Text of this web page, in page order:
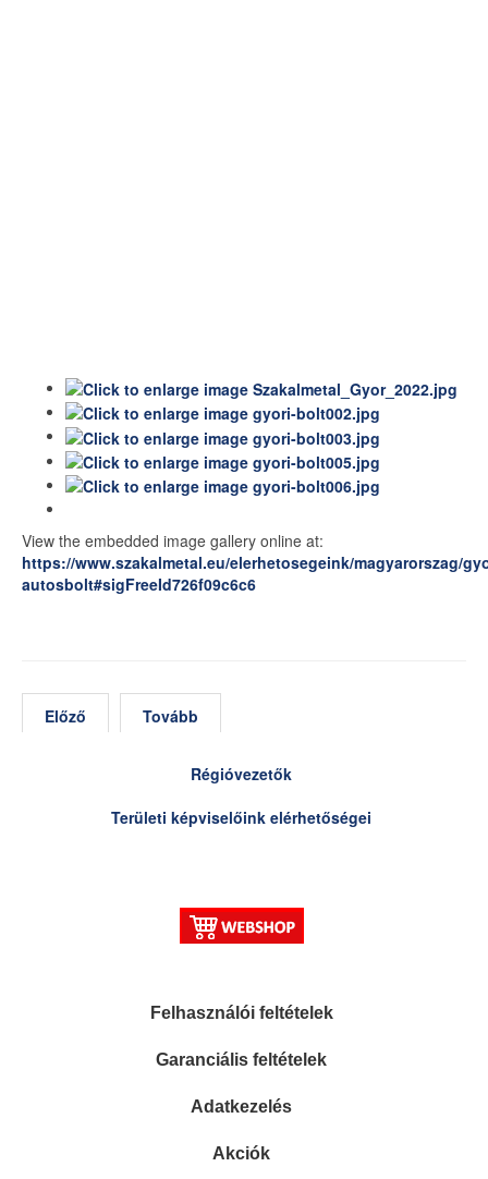
View the embedded image gallery online at:
https://www.szakalmetal.eu/elerhetosegeink/magyarorszag/
autosbolt#sigFreeId726f09c6c6
Előző Tovább
Régióvezetők
Területi képviselőink elérhetőségei
Felhasználói feltételek
Garanciális feltételek
Adatkezelés
Akciók